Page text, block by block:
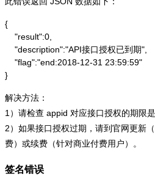
{
    "result":0,
    "description":"API接口授权已到期",
    "flag":"end:2018-12-31 23:59:59"
}
解决方法：
1）请检查 appid 对应接口授权的期限是
2）如果接口授权过期，请到官网更新
费）或续费（针对商业付费用户）。
签名错误